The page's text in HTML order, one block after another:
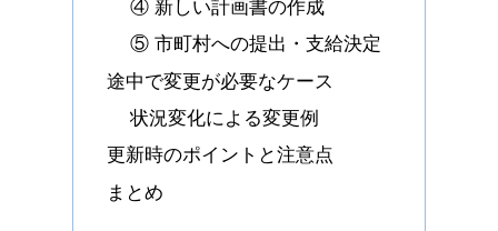
④ 新しい計画書の作成
⑤ 市町村への提出・支給決定
途中で変更が必要なケース
状況変化による変更例
更新時のポイントと注意点
まとめ